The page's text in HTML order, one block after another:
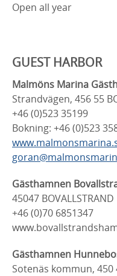
Open all year
GUEST HARBOR
Malmöns Marina
Strandvägen, 456 55
+46 (0)523 35199
Bokning: +46 (0)523
Gästhamnen
45047 BOVALLSTRAND
+46 (0)70 6851347
Gästhamnen
Sotenäs kommun, 450